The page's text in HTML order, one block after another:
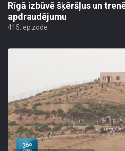
Rīgā izbūvē šķēršļus un
apdraudējumu
415. epizode